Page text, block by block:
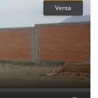
Venta